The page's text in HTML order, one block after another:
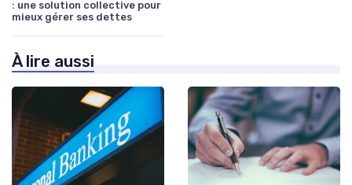
: une solution collective pour
mieux gérer ses dettes
À lire aussi